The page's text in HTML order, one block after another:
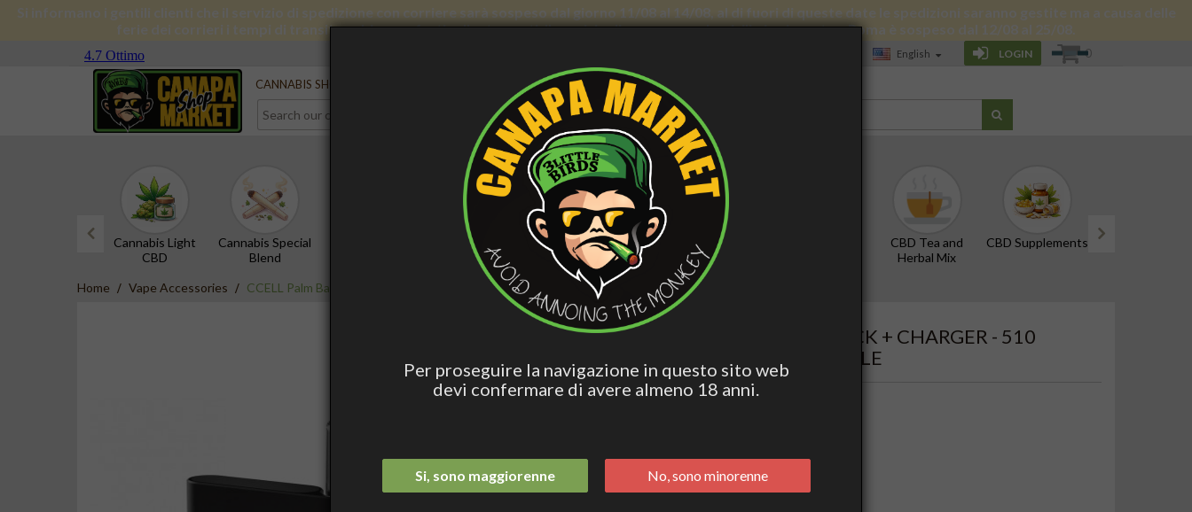
Si informano i gentili clienti che il servizio di spedizione con corriere sarà sospeso dal giorno 11/08 al 14/08, al di fuori di queste date le spedizioni saranno gestite ma a causa delle
ferie dei corrieri i tempi di transito subiranno forti rallentamenti. Il servizio di consegna a domicilio in giornata a Roma è sospeso dal 12/08 al 25/08.
Serve aiuto? English LOGIN 0
CANNABIS SHOP PERSONAL CARE SMOCKER ACCESS.
Cannabis Light
CBD
Cannabis Special
Blend
Hashish Special
Blend
Active Edibles Fall Asleep
CBD Tea and
Herbal Mix
CBD Supplements Edibles and
Home Vape Accessories CCELL Palm Battery 500mAh, Black + Charger - 510 Threaded - Cartridges compatible
CCELL PALM BATTERY 500MAH, BLACK + CHARGER - 510
THREADED - CARTRIDGES COMPATIBLE
Spedizione Italia 2/3 Giorni.
Per proseguire la navigazione in questo sito web
devi confermare di avere almeno 18 anni.
Si, sono maggiorenne No, sono minorenne